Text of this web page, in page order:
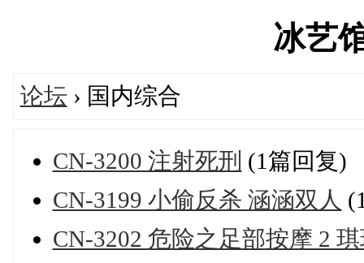
冰艺
论坛 › 国内综合
CN-3200 注射死刑 (1篇回复)
CN-3199 小偷反杀 涵涵双人
CN-3202 危险之足部按摩 2